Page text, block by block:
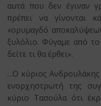
αυτά που δεν έγιναν
πρέπει να γίνονται
«ορυμαγδό
ξυλόλιο. Φύγαμε από
δείτε τι θα έρθει».
…Ο κύριος
ενορχηστρωτή της
κύριο Τασούλα ότι